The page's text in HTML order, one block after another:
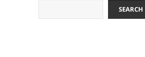
SEARCH